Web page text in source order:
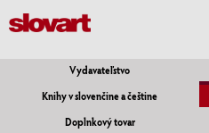
Vydavateľstvo
Knihy v slovenčine a češtine
Doplnkový tovar